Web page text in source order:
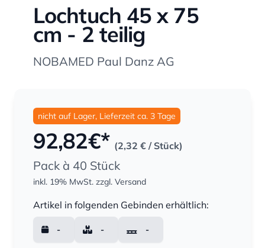
Lochtuch 45 x 75
cm - 2 teilig
NOBAMED Paul Danz AG
nicht auf Lager, Lieferzeit ca. 3 Tage
92,82€* (2,32 € / Stück)
Pack à 40 Stück
inkl. 19% MwSt. zzgl. Versand
Artikel in folgenden Gebinden erhältlich:
- - -